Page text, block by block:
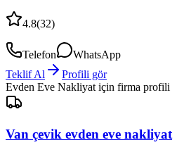
4.8(32)
Telefon
WhatsApp
Teklif Al
Profili gör
Evden Eve Nakliyat için firma profili
Van çevik evden eve nakliyat